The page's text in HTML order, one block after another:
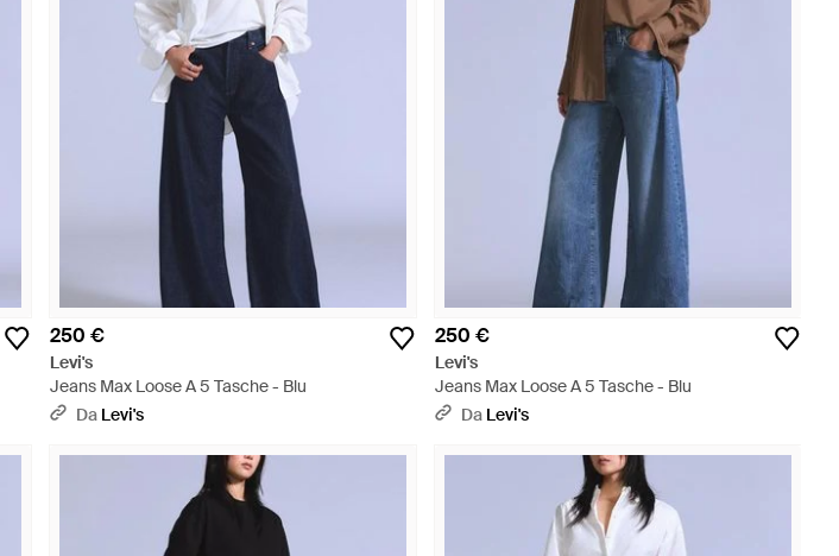
250 €
Levi's
Jeans Max Loose A 5 Tasche - Blu
Da Levi's
250 €
Levi's
Jeans Max Loose A 5 Tasche - Blu
Da Levi's